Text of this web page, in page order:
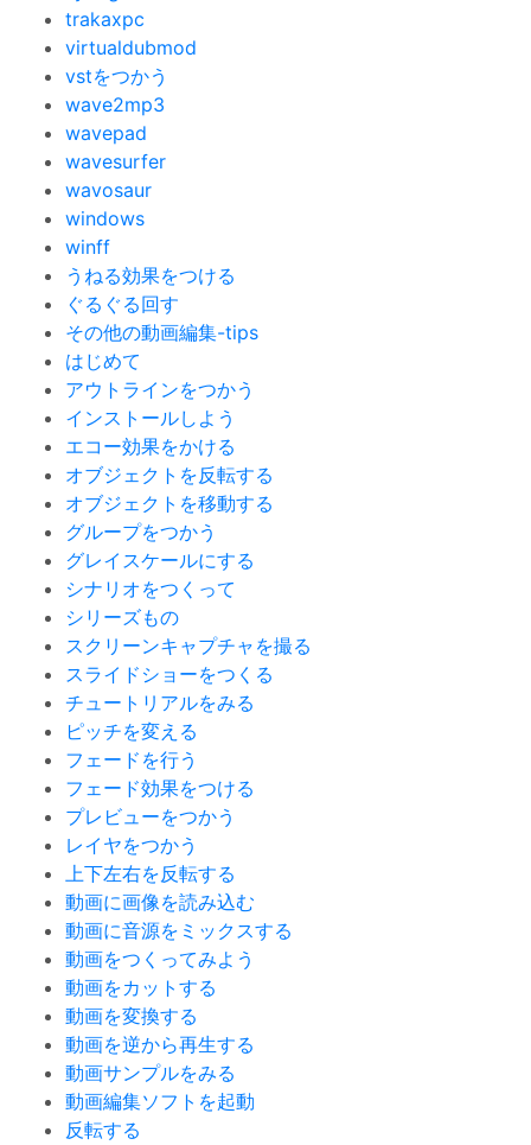
trakaxpc
virtualdubmod
vstをつかう
wave2mp3
wavepad
wavesurfer
wavosaur
windows
winff
うねる効果をつける
ぐるぐる回す
その他の動画編集-tips
はじめて
アウトラインをつかう
インストールしよう
エコー効果をかける
オブジェクトを反転する
オブジェクトを移動する
グループをつかう
グレイスケールにする
シナリオをつくって
シリーズもの
スクリーンキャプチャを撮る
スライドショーをつくる
チュートリアルをみる
ピッチを変える
フェードを行う
フェード効果をつける
プレビューをつかう
レイヤをつかう
上下左右を反転する
動画に画像を読み込む
動画に音源をミックスする
動画をつくってみよう
動画をカットする
動画を変換する
動画を逆から再生する
動画サンプルをみる
動画編集ソフトを起動
反転する